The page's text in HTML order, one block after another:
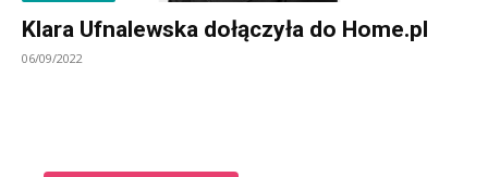
Klara Ufnalewska dołączyła do Home.pl
06/09/2022